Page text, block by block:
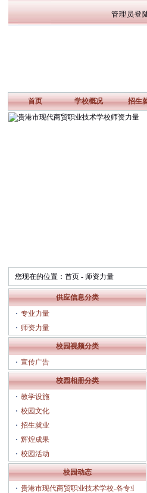
管理员登
首页 学校概况 招生
您现在的位置： 首页 - 师资力量
供应信息分类
专业力量
师资力量
校园视频分类
宣传广告
校园相册分类
教学设施
校园文化
招生就业
辉煌成果
校园活动
校园动态
贵港市现代商贸职业技术学校-各专业人